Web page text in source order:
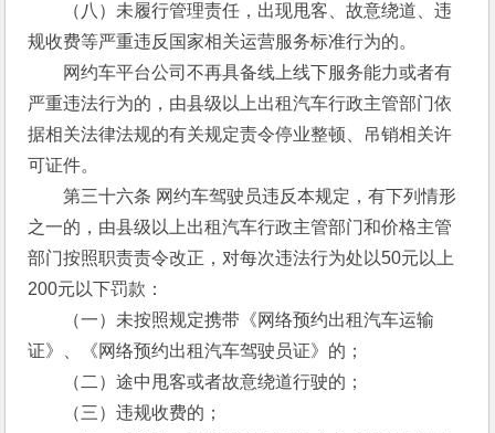
（八）未履行管理责任，出现甩客、故意绕道、违
规收费等严重违反国家相关运营服务标准行为的。
网约车平台公司不再具备线上线下服务能力或者有
严重违法行为的，由县级以上出租汽车行政主管部门依
据相关法律法规的有关规定责令停业整顿、吊销相关许
可证件。
第三十六条 网约车驾驶员违反本规定，有下列情形
之一的，由县级以上出租汽车行政主管部门和价格主管
部门按照职责责令改正，对每次违法行为处以50元以上
200元以下罚款：
（一）未按照规定携带《网络预约出租汽车运输
证》、《网络预约出租汽车驾驶员证》的；
（二）途中甩客或者故意绕道行驶的；
（三）违规收费的；